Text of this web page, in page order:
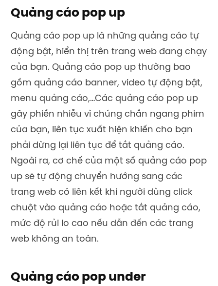
Quảng cáo pop up
Quảng cáo pop up là những quảng cáo tự
động bật, hiển thị trên trang web đang chạy
của bạn. Quảng cáo pop up thường bao
gồm quảng cáo banner, video tự động bật,
menu quảng cáo,…Các quảng cáo pop up
gây phiền nhiễu vì chúng chắn ngang phim
của bạn, liên tục xuất hiện khiến cho bạn
phải dừng lại liên tục để tắt quảng cáo.
Ngoài ra, cơ chế của một số quảng cáo pop
up sẽ tự động chuyển hướng sang các
trang web có liên kết khi người dùng click
chuột vào quảng cáo hoặc tắt quảng cáo,
mức độ rủi lo cao nếu dẫn đến các trang
web không an toàn.
Quảng cáo pop under